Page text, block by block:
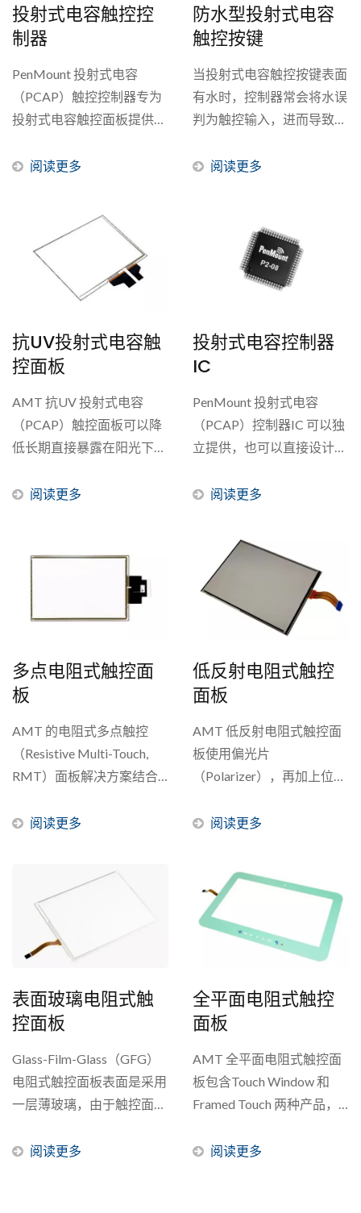
投射式电容触控控
制器
PenMount 投射式电容
（PCAP）触控控制器专为
投射式电容触控面板提供许
阅读更多
防水型投射式电容
触控按键
当投射式电容触控按键表面
有水时，控制器常会将水误
判为触控输入，进而导致误
阅读更多
抗UV投射式电容触
控面板
AMT 抗UV 投射式电容
（PCAP）触控面板可以降
低长期直接暴露在阳光下造
长期照射会影响投射式电容
阅读更多
投射式电容控制器
IC
PenMount 投射式电容
（PCAP）控制器IC 可以独
立提供，也可以直接设计在
需求选用PenMount...
阅读更多
多点电阻式触控面
板
AMT 的电阻式多点触控
（Resistive Multi-Touch,
RMT）面板解决方案结合
和抗干扰性，并融合了多点
技术和多点触控至关重要，
即使在面临杂讯干扰或触控
面板表面出现水、血液、生
理食盐水、海水等情况下，
常操作。此外，对于某些特
殊设备，更需要具备优异的
误报点。...
阅读更多
低反射电阻式触控
面板
AMT 低反射电阻式触控面
板使用偏光片
（Polarizer），再加上位相
阳光下使用。低反射电阻式
性。...
阅读更多
表面玻璃电阻式触
控面板
Glass-Film-Glass（GFG）
电阻式触控面板表面是采用
一层薄玻璃，由于触控面板
因此GFG...
阅读更多
全平面电阻式触控
面板
AMT 全平面电阻式触控面
板包含Touch Window 和
Framed Touch 两种产品，
壳整合成全平面的造型，并
阅读更多